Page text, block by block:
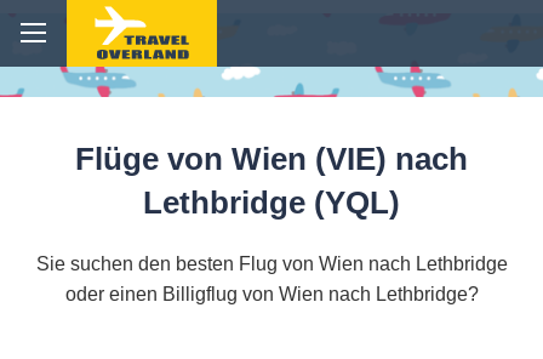
Flüge von Wien (VIE) nach
Lethbridge (YQL)
Sie suchen den besten Flug von Wien nach Lethbridge
oder einen Billigflug von Wien nach Lethbridge?